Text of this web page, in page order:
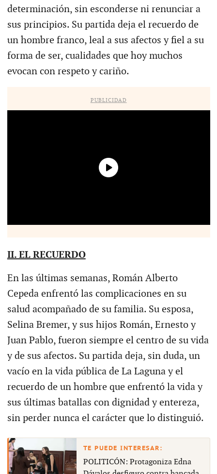
determinación, sin esconderse ni renunciar a
sus principios. Su partida deja el recuerdo de
un hombre franco, leal a sus afectos y fiel a su
forma de ser, cualidades que hoy muchos
evocan con respeto y cariño.
PUBLICIDAD
II. EL RECUERDO
En las últimas semanas, Román Alberto
Cepeda enfrentó las complicaciones en su
salud acompañado de su familia. Su esposa,
Selina Bremer, y sus hijos Román, Ernesto y
Juan Pablo, fueron siempre el centro de su vida
y de sus afectos. Su partida deja, sin duda, un
vacío en la vida pública de La Laguna y el
recuerdo de un hombre que enfrentó la vida y
sus últimas batallas con dignidad y entereza,
sin perder nunca el carácter que lo distinguió.
POLITICÓN: Protagoniza Edna